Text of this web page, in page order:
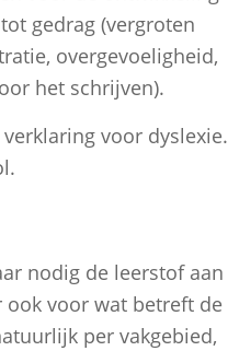
gedrag (vergroten
overgevoeligheid,
het schrijven).
voor dyslexie.
nodig de leerstof aan
ook voor wat betreft de
per vakgebied,